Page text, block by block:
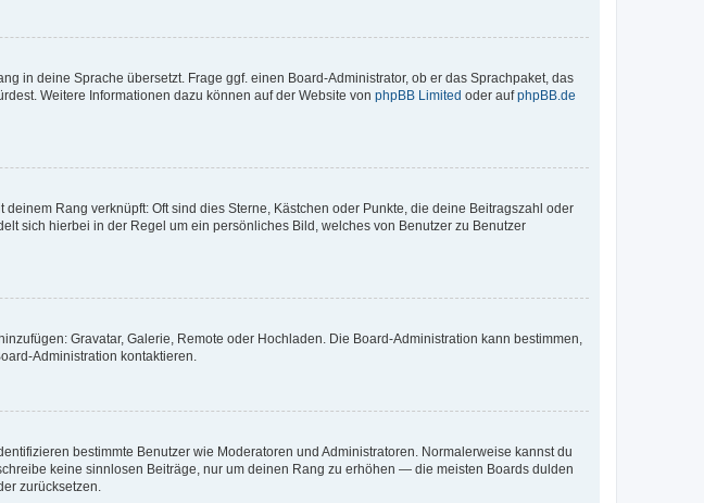
in deine Sprache übersetzt. Frage ggf. einen Board-Administrator, ob er das Sprachpaket, das
Weitere Informationen dazu können auf der Website von phpBB Limited oder aufphpBB.de
Rang verknüpft: Oft sind dies Sterne, Kästchen oder Punkte, die deine Beitragszahl oder
sich hierbei in der Regel um ein persönliches Bild, welches von Benutzer zu Benutzer
Gravatar, Galerie, Remote oder Hochladen. Die Board-Administration kann bestimmen,
Administration kontaktieren.
bestimmte Benutzer wie Moderatoren und Administratoren. Normalerweise kannst du
keine sinnlosen Beiträge, nur um deinen Rang zu erhöhen — die meisten Boards dulden
zurücksetzen.